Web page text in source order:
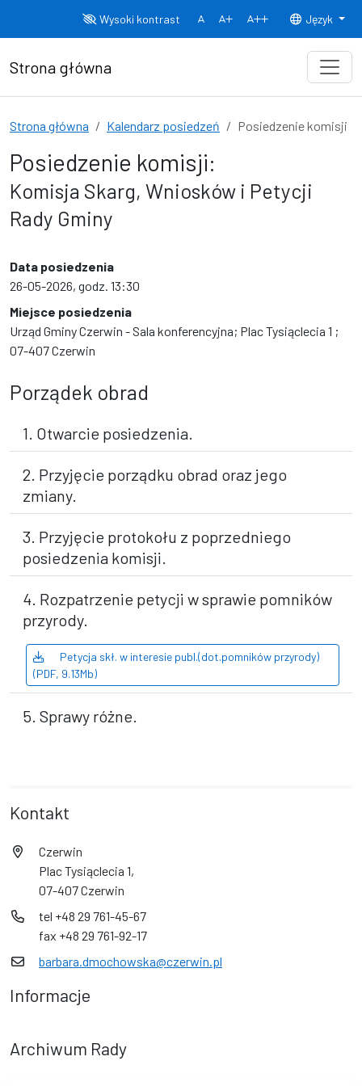
Wysoki kontrast
Normalny rozmiar czcionki
Rozmiar czcionki 150% Rozmiar
Język
Strona główna
Strona główna Kalendarz posiedzeń Posiedzenie komisji
Posiedzenie komisji:
Komisja Skarg, Wniosków i Petycji
Rady Gminy
Data posiedzenia
26-05-2026, godz. 13:30
Miejsce posiedzenia
Urząd Gminy Czerwin - Sala konferencyjna; Plac Tysiąclecia 1 ;
07-407 Czerwin
Porządek obrad
1. Otwarcie posiedzenia.
2. Przyjęcie porządku obrad oraz jego
zmiany.
3. Przyjęcie protokołu z poprzedniego
posiedzenia komisji.
4. Rozpatrzenie petycji w sprawie pomników
przyrody.
Petycja skł. w interesie publ.(dot.pomników przyrody)
(PDF, 9.13Mb)
5. Sprawy różne.
Kontakt
Czerwin
Plac Tysiąclecia 1,
07-407 Czerwin
tel +48 29 761-45-67
fax +48 29 761-92-17
barbara.dmochowska@czerwin.pl
Informacje
Archiwum Rady